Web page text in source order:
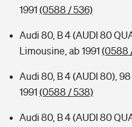
1991 (0588 / 536)
Audi 80, B 4 (AUDI 80
Limousine, ab 1991 (0588
Audi 80, B 4 (AUDI 80),
1991 (0588 / 538)
Audi 80, B 4 (AUDI 80